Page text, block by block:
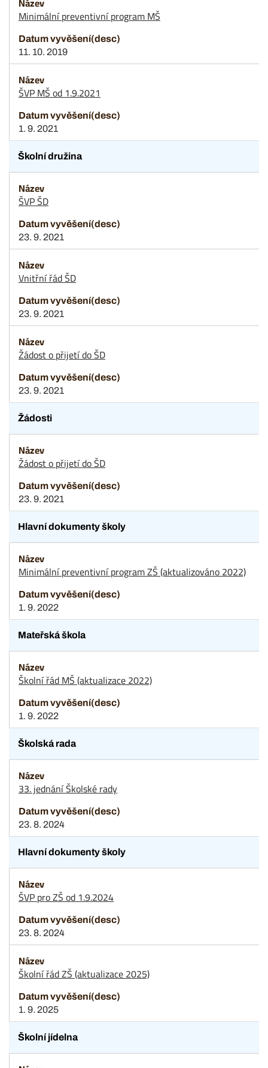
Minimální preventivní program MŠ
11. 10. 2019
ŠVP MŠ od 1.9.2021
1. 9. 2021
Školní družina
ŠVP ŠD
23. 9. 2021
Vnitřní řád ŠD
23. 9. 2021
Žádost o přijetí do ŠD
23. 9. 2021
Žádosti
Žádost o přijetí do ŠD
23. 9. 2021
Hlavní dokumenty školy
Minimální preventivní program ZŠ (aktualizováno 2022)
1. 9. 2022
Mateřská škola
Školní řád MŠ (aktualizace 2022)
1. 9. 2022
Školská rada
33. jednání Školské rady
23. 8. 2024
Hlavní dokumenty školy
ŠVP pro ZŠ od 1.9.2024
23. 8. 2024
Školní řád ZŠ (aktualizace 2025)
1. 9. 2025
Školní jídelna